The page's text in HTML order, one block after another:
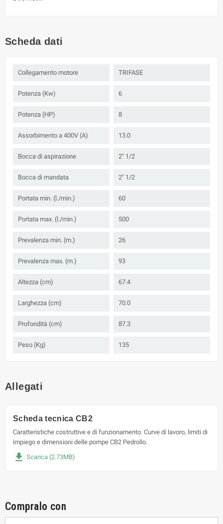
Scheda dati
Collegamento motore TRIFASE
Potenza (Kw) 6
Potenza (HP) 8
Assorbimento a 400V (A) 13.0
Bocca di aspirazione 2" 1/2
Bocca di mandata 2" 1/2
Portata min. (l./min.) 60
Portata max. (l./min.) 500
Prevalenza min. (m.) 26
Prevalenza max. (m.) 93
Altezza (cm) 67.4
Larghezza (cm) 70.0
Profondità (cm) 87.3
Peso (Kg) 135
Allegati
Scheda tecnica CB2
Caratteristiche costruttive e di funzionamento. Curve di lavoro, limiti di
impiego e dimensioni delle pompe CB2 Pedrollo.
file_download Scarica (2.73MB)
Compralo con